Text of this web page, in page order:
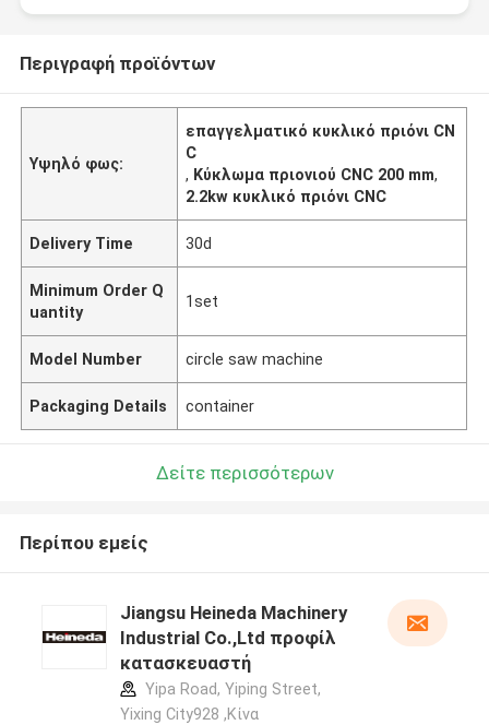
Περιγραφή προϊόντων
Υψηλό φως:
επαγγελματικό κυκλικό πριόνι CN
C
, Κύκλωμα πριονιού CNC 200 mm,
2.2kw κυκλικό πριόνι CNC
Delivery Time 30d
Minimum Order Q
uantity
1set
Model Number circle saw machine
Packaging Details container
Δείτε περισσότερων
Περίπου εμείς
Jiangsu Heineda Machinery
Industrial Co.,Ltd προφίλ
κατασκευαστή
Yipa Road, Yiping Street,
Yixing City928 ,Κίνα